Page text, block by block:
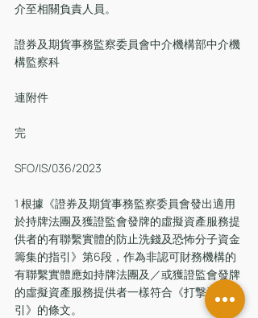
介至相關負責人員。
證券及期貨事務監察委員會中介機構部中介機
構監察科
連附件
完
SFO/IS/036/2023
1 根據《證券及期貨事務監察委員會發出適用
於持牌法團及獲證監會發牌的虛擬資產服務提
供者的有聯繫實體的防止洗錢及恐怖分子資金
籌集的指引》第6段，作為非認可財務機構的
有聯繫實體應如持牌法團及／或獲證監會發牌
的虛擬資產服務提供者一樣符合《打撃洗錢指
引》的條文。